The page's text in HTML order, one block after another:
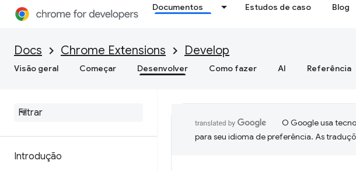
Documentos Estudos de caso Blog
Docs Chrome Extensions Develop
Visão geral Começar Desenvolver Como fazer AI Referência
Introdução
O Google usa
para seu idioma de preferência. As